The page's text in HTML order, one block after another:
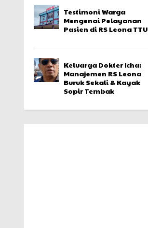
Testimoni Warga
Mengenai Pelayanan
Pasien di RS Leona TTU
Keluarga Dokter Icha:
Manajemen RS Leona
Buruk Sekali & Kayak
Sopir Tembak